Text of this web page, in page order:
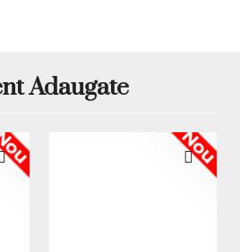
naturale: se da forma
buffer pentru a indeparta
se aplica un strat care se usuca
Adaugate
Nou